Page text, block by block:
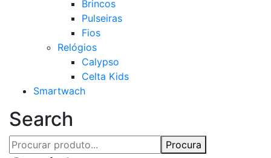
Brincos
Pulseiras
Fios
Relógios
Calypso
Celta Kids
Smartwach
Search
Procura